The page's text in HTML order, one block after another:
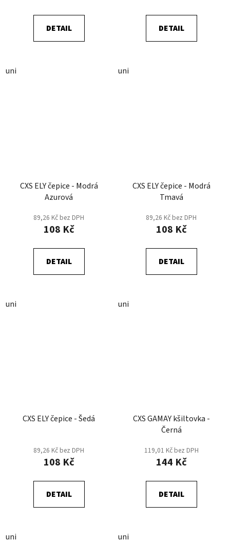
DETAIL
uni
DETAIL
uni
CXS ELY čepice - Modrá
Azurová
89,26 Kč bez DPH
108 Kč
DETAIL
uni
CXS ELY čepice - Modrá
Tmavá
89,26 Kč bez DPH
108 Kč
DETAIL
uni
CXS ELY čepice - Šedá
89,26 Kč bez DPH
108 Kč
DETAIL
uni
CXS GAMAY kšiltovka -
Černá
119,01 Kč bez DPH
144 Kč
DETAIL
uni